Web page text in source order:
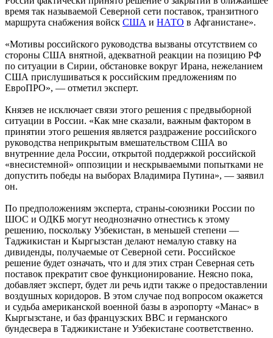
время так называемой Северной сети поставок, транзитного
маршрута снабжения войск США и НАТО в Афганистане».
«Мотивы российского руководства вызваны отсутствием со
стороны США внятной, адекватной реакции на позицию РФ
по ситуации в Сирии, обстановке вокруг Ирана, нежеланием
США прислушиваться к российским предложениям по
ЕвроПРО», — отметил эксперт.
Князев не исключает связи этого решения с предвыборной
ситуации в России. «Как мне сказали, важным фактором в
принятии этого решения является раздражение российского
руководства неприкрытым вмешательством США во
внутренние дела России, открытой поддержкой российской
«внесистемной» оппозиции и нескрываемыми попытками не
допустить победы на выборах Владимира Путина», — заявил
он.
По предположениям эксперта, страны-союзники России по
ШОС и ОДКБ могут неоднозначно отнестись к этому
решению, поскольку Узбекистан, в меньшей степени —
Таджикистан и Кыргызстан делают немалую ставку на
дивиденды, получаемые от Северной сети. Российское
решение будет означать, что и для этих стран Северная сеть
поставок прекратит свое функционирование. Неясно пока,
добавляет эксперт, будет ли речь идти также о предоставлении
воздушных коридоров. В этом случае под вопросом окажется
и судьба американской военной базы в аэропорту «Манас» в
Кыргызстане, и баз французских ВВС и германского
бундесвера в Таджикистане и Узбекистане соответственно.